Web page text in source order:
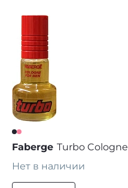
Faberge Turbo Cologne
Нет в наличии